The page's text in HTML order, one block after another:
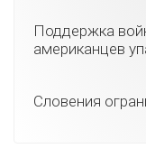
Поддержка
американцев
Словения